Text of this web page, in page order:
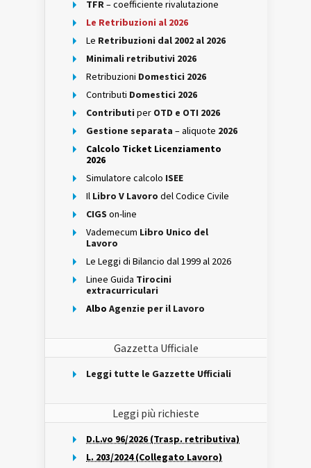
TFR– coefficiente rivalutazione
Le Retribuzioni al 2026
Le Retribuzioni dal 2002 al 2026
Minimali retributivi 2026
Retribuzioni Domestici 2026
Contributi Domestici 2026
Contributi per OTD e OTI 2026
Gestione separata – aliquote 2026
Calcolo Ticket Licenziamento
2026
Simulatore calcolo ISEE
Il Libro V Lavoro del Codice Civile
CIGS on-line
Vademecum Libro Unico del
Lavoro
Le Leggi di Bilancio dal 1999 al 2026
Linee Guida Tirocini
extracurriculari
Albo Agenzie per il Lavoro
Gazzetta Ufficiale
Leggi tutte le Gazzette Ufficiali
Leggi più richieste
D.L.vo 96/2026 (Trasp. retributiva)
L. 203/2024 (Collegato Lavoro)